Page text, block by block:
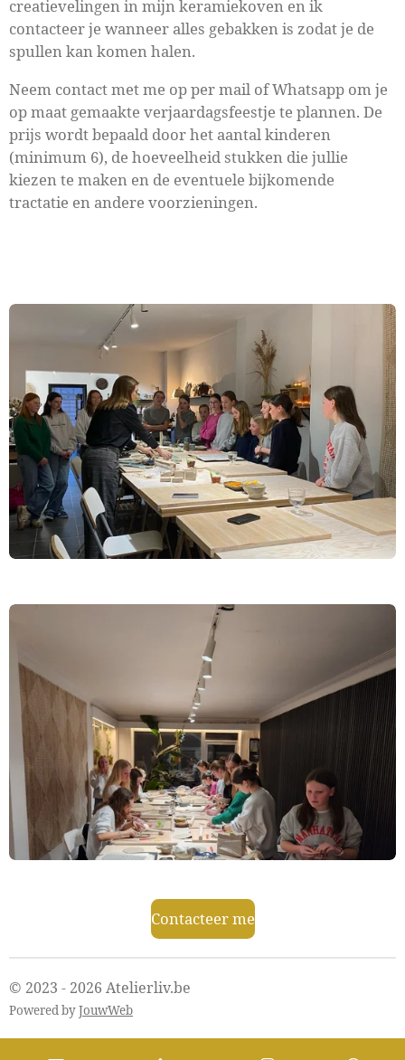
creatievelingen in mijn keramiekoven en ik
contacteer je wanneer alles gebakken is zodat je de
spullen kan komen halen.
Neem contact met me op per mail of Whatsapp om je
op maat gemaakte verjaardagsfeestje te plannen. De
prijs wordt bepaald door het aantal kinderen
(minimum 6), de hoeveelheid stukken die jullie
kiezen te maken en de eventuele bijkomende
tractatie en andere voorzieningen.
Contacteer me
© 2023 - 2026 Atelierliv.be
Powered byJouwWeb